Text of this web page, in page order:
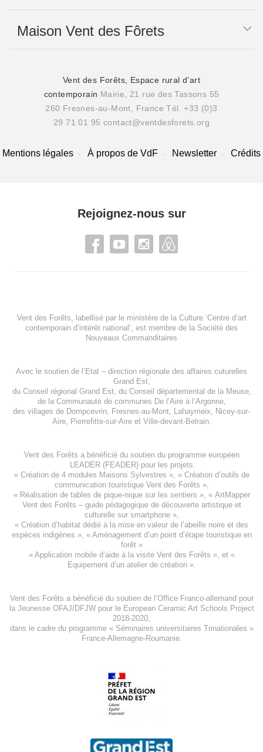
Maison Vent des Fôrets
Vent des Forêts, Espace rural d’art
contemporain Mairie, 21 rue des Tassons 55
260 Fresnes-au-Mont, France Tél. +33 (0)3
29 71 01 95 contact@ventdesforets.org
Mentions légales À propos de VdF Newsletter Crédits
Rejoignez-nous sur
Vent des Forêts, labellisé par le ministère de la Culture ‘Centre d’art
contemporain d’intérêt national’, est membre de la Société des
Nouveaux Commanditaires
Avec le soutien de l’ Etat – direction régionale des affaires cuturelles
Grand Est,
du Conseil régional Grand Est, du Conseil départemental de la Meuse,
de la Communauté de communes De l’Aire à l’Argonne,
des villages de Dompcevrin Fresnes-au-Mont Lahaymeix
Nicey-sur-
Aire, Pierrefitte-sur-Aireet Ville-devant-Belrain.
Vent des Forêts a bénéficié du soutien du programme européen
LEADER (FEADER) pour les projets
« Création de 4 modules Maisons Sylvestres », « Création d’outils de
communication touristique Vent des Forêts »,
« Réalisation de tables de pique-nique sur les sentiers », « ArtMapper
Vent des Forêts – guide pédagogique de découverte artistique et
culturelle sur smartphone »,
« Création d’habitat dédié à la mise en valeur de l’abeille noire et des
espèces indigènes », « Aménagement d’un point d’étape touristique en
forêt»
« Application mobile d’aide à la visite Vent des Forêts », et «
Equipement d’un atelier de création».
Vent des Forêts a bénéficié du soutien de l’Office Franco-allemand pour
la Jeunesse OFAJ/DFJWpour leEuropean Ceramic Art Schools Project
2018-2020
dans le cadre du programme « Séminaires universitaires Trinationales »
France-Allemagne-Roumanie.